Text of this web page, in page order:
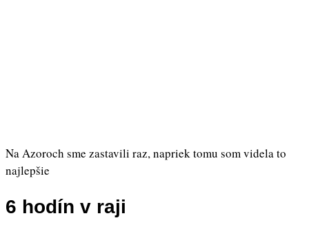
Na Azoroch sme zastavili raz, napriek tomu som videla to
najlepšie
6 hodín v raji